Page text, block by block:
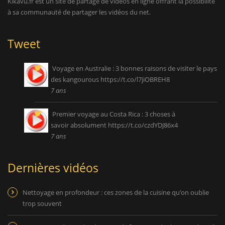
à sa communauté de partager les vidéos du net.
Tweet
Voyage en Australie : 3 bonnes raisons de visiter le pays
des kangourous https://t.co/l7jiOBREH8
7 ans
Premier voyage au Costa Rica : 3 choses à
savoir absolument https://t.co/czdYDJ86x4
7 ans
Dernières vidéos
Nettoyage en profondeur : ces zones de la cuisine qu’on oublie
trop souvent